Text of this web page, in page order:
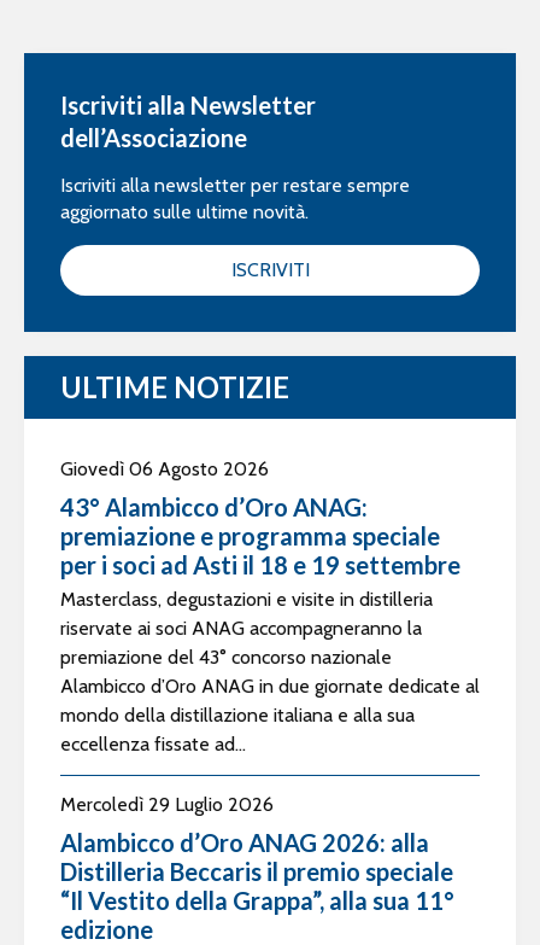
Iscriviti alla Newsletter
dell’Associazione
Iscriviti alla newsletter per restare sempre
aggiornato sulle ultime novità.
ISCRIVITI
ULTIME NOTIZIE
Giovedì 06 Agosto 2026
43° Alambicco d’Oro ANAG:
premiazione e programma speciale
per i soci ad Asti il 18 e 19 settembre
Masterclass, degustazioni e visite in distilleria
riservate ai soci ANAG accompagneranno la
premiazione del 43° concorso nazionale
Alambicco d’Oro ANAG in due giornate dedicate al
mondo della distillazione italiana e alla sua
eccellenza fissate ad...
Mercoledì 29 Luglio 2026
Alambicco d’Oro ANAG 2026: alla
Distilleria Beccaris il premio speciale
“Il Vestito della Grappa”, alla sua 11°
edizione